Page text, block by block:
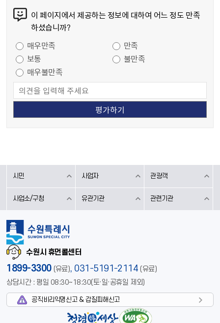
이 페이지에서 제공하는 정보에 대하여 어느 정도 만족
하셨습니까?
매우만족
만족
보통
불만족
매우불만족
시민 사업자 관광객
사업소/구청 유관기관 관련기관
수원시 휴먼콜센터
1899-3300 (유료), 031-5191-2114 (유료)
상담시간 : 평일 08:30~18:30(토·일·공휴일 제외)
공직비리익명신고 & 갑질피해신고